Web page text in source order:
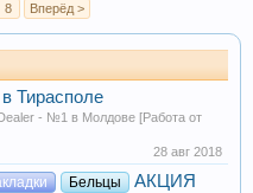
8 Вперёд >
Тирасполе
- №1 в Молдове [Работа от
28 авг 2018
Бельцы
АКЦИЯ